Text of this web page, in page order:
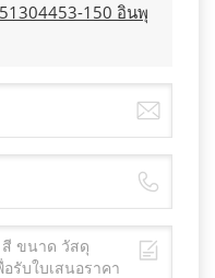
150 อินพุ